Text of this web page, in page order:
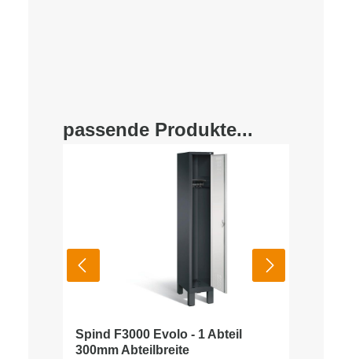
passende Produkte...
Spind F3000 Evolo - 1 Abteil
300mm Abteilbreite